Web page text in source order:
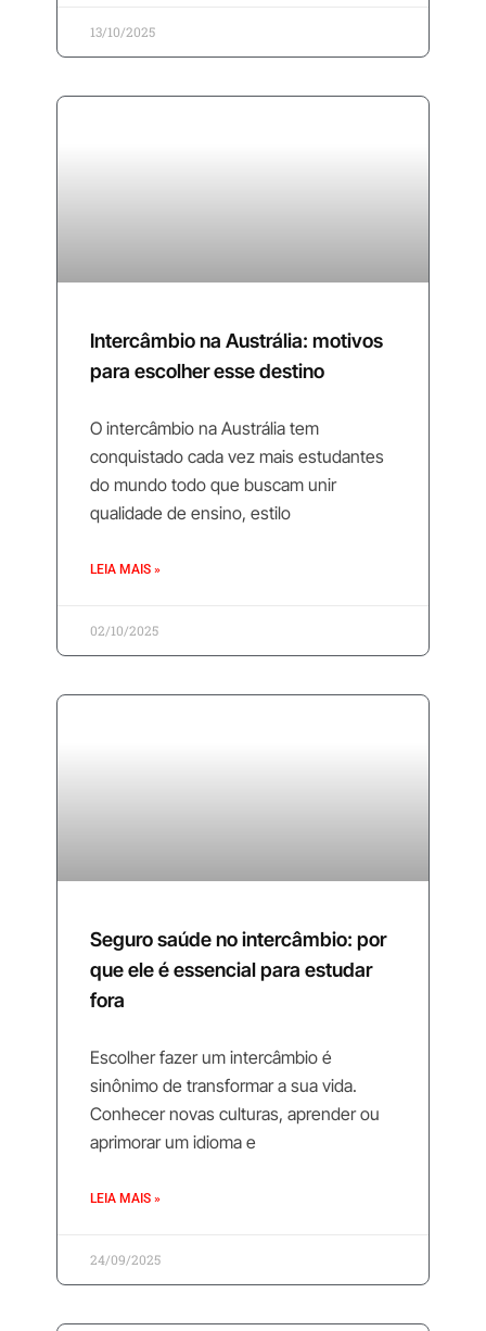
13/10/2025
Intercâmbio na Austrália: motivos
para escolher esse destino
O intercâmbio na Austrália tem
conquistado cada vez mais estudantes
do mundo todo que buscam unir
qualidade de ensino, estilo
LEIA MAIS »
02/10/2025
Seguro saúde no intercâmbio: por
que ele é essencial para estudar
fora
Escolher fazer um intercâmbio é
sinônimo de transformar a sua vida.
Conhecer novas culturas, aprender ou
aprimorar um idioma e
LEIA MAIS »
24/09/2025